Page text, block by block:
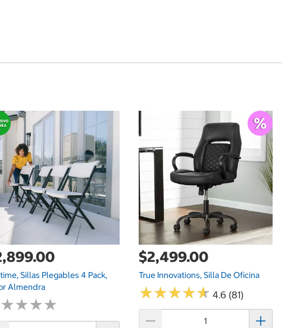
Sillas Plegables 4 Pack,
Almendra
★★★★
★★★★
$2,499.00
True Innovations, Silla De Oficina
★★★★★
★★★★★ 4.6 (81)